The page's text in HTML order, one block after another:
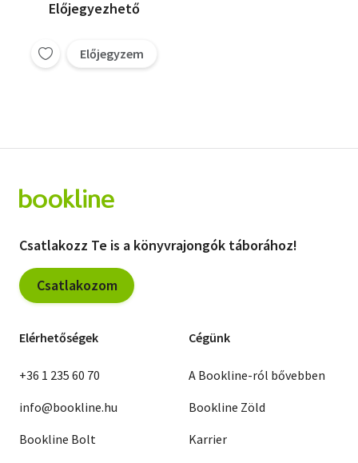
Előjegyezhető
Előjegyzem
Csatlakozz Te is a könyvrajongók táborához!
Csatlakozom
Elérhetőségek
+36 1 235 60 70
info@bookline.hu
Bookline Bolt
Cégünk
A Bookline-ról bővebben
Bookline Zöld
Karrier